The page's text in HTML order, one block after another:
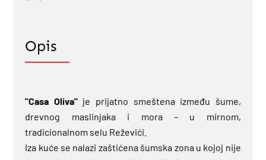
Opis
"Casa Oliva"je prijatno smeštena između šume,
drevnog maslinjaka i mora – u mirnom,
tradicionalnom selu Reževići.
Iza kuće se nalazi zaštićena šumska zona u kojoj nije